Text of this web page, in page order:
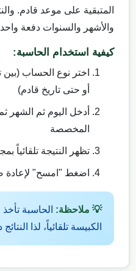
المتبقية على موعد قادم.
والأشهر والسنوات دفعة
كيفية استخدام الحاسبة:
اختر نوع الحساب (بين
أو حتى تاريخ قادم)
أدخل اليوم ثم الشهر
المخصصة
تظهر النتيجة تلقائياً
اضغط "امسح" لإعادة
💡 ملاحظة: الحاسبة
الكبيسة تلقائياً، لذا النتائج